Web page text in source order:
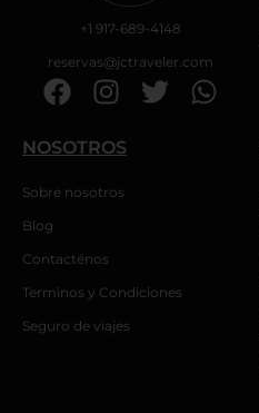
+1 917-689-4148
reservas@jctraveler.com
F
a
c
b
o
k
I
n
s
a
r
a
m
T
w
W
h
NOSOTROS
Sobre nosotros
Blog
Contacténos
Terminos y Condiciones
Seguro de viajes